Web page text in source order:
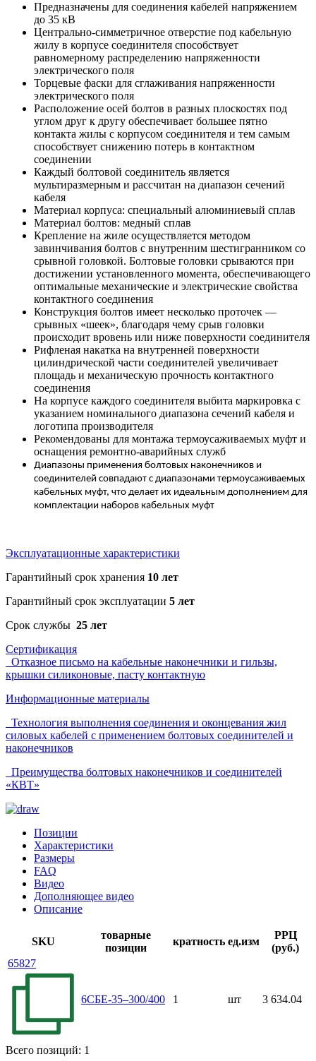
Предназначены для соединения кабелей напряжением
до 35 кВ
Центрально-симметричное отверстие под кабельную
жилу в корпусе соединителя способствует
равномерному распределению напряженности
электрического поля
Торцевые фаски для сглаживания напряженности
электрического поля
Расположение осей болтов в разных плоскостях под
углом друг к другу обеспечивает большее пятно
контакта жилы с корпусом соединителя и тем самым
способствует снижению потерь в контактном
соединении
Каждый болтовой соединитель является
мультиразмерным и рассчитан на диапазон сечений
кабеля
Материал корпуса: специальный алюминиевый сплав
Материал болтов: медный сплав
Крепление на жиле осуществляется методом
завинчивания болтов с внутренним шестигранником со
срывной головкой. Болтовые головки срываются при
достижении установленного момента, обеспечивающего
оптимальные механические и электрические свойства
контактного соединения
Конструкция болтов имеет несколько проточек —
срывных «шеек», благодаря чему срыв головки
происходит вровень или ниже поверхности соединителя
Рифленая накатка на внутренней поверхности
цилиндрической части соединителей увеличивает
площадь и механическую прочность контактного
соединения
На корпусе каждого соединителя выбита маркировка с
указанием номинального диапазона сечений кабеля и
логотипа производителя
Рекомендованы для монтажа термоусаживаемых муфт и
оснащения ремонтно-аварийных служб
Диапазоны применения болтовых наконечников и
соединителей совпадают с диапазонами термоусаживаемых
кабельных муфт, что делает их идеальным дополнением для
комплектации наборов кабельных муфт
Эксплуатационные характеристики
Гарантийный срок хранения 10 лет
Гарантийный срок эксплуатации 5 лет
Срок службы 25 лет
Сертификация
Отказное письмо на кабельные наконечники и гильзы,
крышки силиконовые, пасту контактную
Информационные материалы
Технология выполнения соединения и оконцевания жил
силовых кабелей с применением болтовых соединителей и
наконечников
Преимущества болтовых наконечников и соединителей
«КВТ»
Позиции
Характеристики
Размеры
FAQ
Видео
Дополняющее видео
Описание
SKU
товарные
позиции
кратность ед.изм
РРЦ
(руб.)
65827
6СБЕ-35–300/400 1 шт 3 634.04
Всего позиций: 1